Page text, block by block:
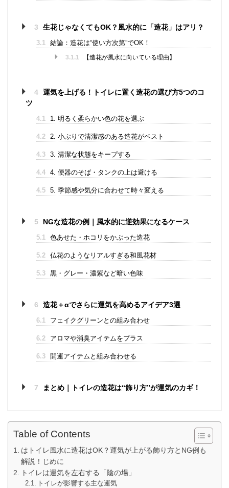
3 生花じゃなくてもOK？風水的に「造花」はアリ？
3.1 結論：造花は“使い方次第”でOK！
3.1.1 【造花が風水に向いている理由】
4 運気を上げる！トイレに置く造花の選び方5つのコ
ツ
4.1 1. 明るく柔らかい色の花を選ぶ
4.2 2. 小ぶりで清潔感のある造花がベスト
4.3 3. 清潔な状態をキープする
4.4 4. 便器のそば・タンクの上は避ける
4.5 5. 季節感や気分に合わせて時々変える
5 NGな造花の例｜風水的に逆効果になるケース
5.1 色あせた・ホコリをかぶった造花
5.2 仏花のようなリアルすぎる和風花材
5.3 黒・グレー・濃紫など暗い色味
6 造花＋αでさらに運気を高めるアイデア3選
6.1 フェイクグリーンとの組み合わせ
6.2 アロマや消臭アイテムをプラス
6.3 開運アイテムと組み合わせる
7 まとめ｜トイレの造花は“飾り方”が運気のカギ！
Table of Contents
はトイレ風水に造花はOK？運気が上がる飾り方とNG例も
解説！じめに
トイレは運気を左右する「陰の場」
トイレが影響する主な運気